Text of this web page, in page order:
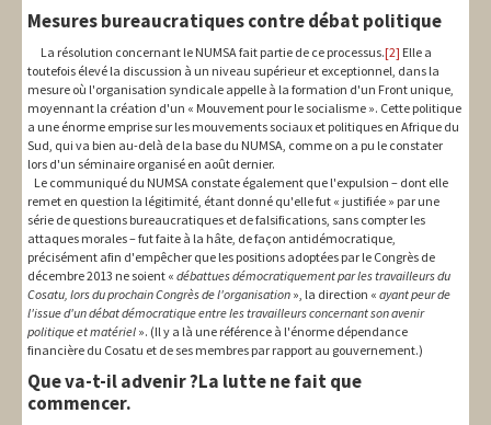
Mesures bureaucratiques contre débat politique
La résolution concernant le NUMSA fait partie de ce processus.[2] Elle a
toutefois élevé la discussion à un niveau supérieur et exceptionnel, dans la
mesure où l'organisation syndicale appelle à la formation d'un Front unique,
moyennant la création d'un « Mouvement pour le socialisme ». Cette politique
a une énorme emprise sur les mouvements sociaux et politiques en Afrique du
Sud, qui va bien au-delà de la base du NUMSA, comme on a pu le constater
lors d'un séminaire organisé en août dernier.
Le communiqué du NUMSA constate également que l'expulsion – dont elle
remet en question la légitimité, étant donné qu'elle fut « justifiée » par une
série de questions bureaucratiques et de falsifications, sans compter les
attaques morales – fut faite à la hâte, de façon antidémocratique,
précisément afin d'empêcher que les positions adoptées par le Congrès de
décembre 2013 ne soient « débattues démocratiquement par les travailleurs du
Cosatu, lors du prochain Congrès de l'organisation », la direction « ayant peur de
l'issue d'un débat démocratique entre les travailleurs concernant son avenir
politique et matériel ». (Il y a là une référence à l'énorme dépendance
financière du Cosatu et de ses membres par rapport au gouvernement.)
Que va-t-il advenir ?La lutte ne fait que
commencer.